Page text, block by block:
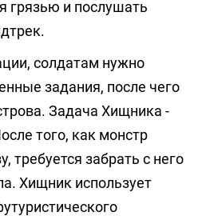
грязью и послушать
солдатам нужно
задания, после чего
Задача Хищника -
того, как монстр
требуется забрать с него
Хищник использует